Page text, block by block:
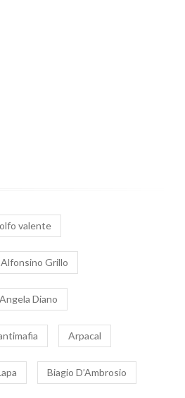
valente
Alfonsino Grillo
Angela Diano
Arpacal
Biagio D’Ambrosio